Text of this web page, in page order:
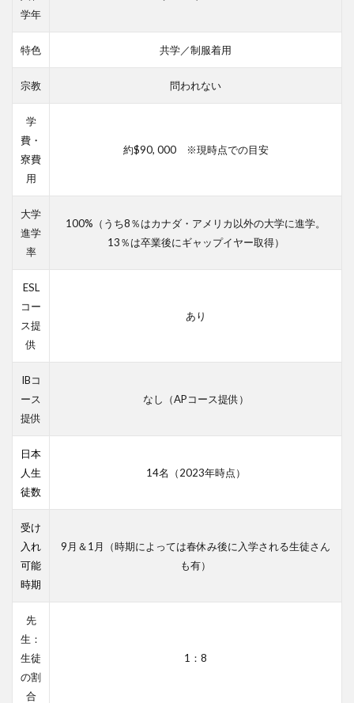
学年
特色 共学／制服着用
宗教 問われない
学
費・
寮費
用
約$90, 000 ※現時点での目安
大学
進学
率
100%（うち8％はカナダ・アメリカ以外の大学に進学。
13％は卒業後にギャップイヤー取得）
ESL
コー
ス提
供
あり
IBコ
ース
提供
なし（APコース提供）
日本
人生
徒数
14名（2023年時点）
受け
入れ
可能
時期
9月＆1月（時期によっては春休み後に入学される生徒さん
も有）
先
生：
生徒
の割
合
1：8